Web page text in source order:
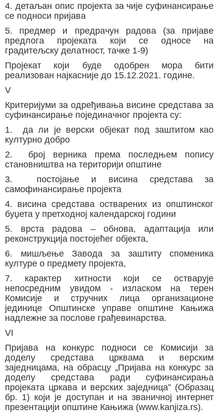
4. детаљан опис пројекта за чије суфинансирање
се подноси пријава
5. предмер и предрачун радова (за пријаве
предлога пројеката који се односе на
градитељску делатност, тачке 1-9)
Пројекат који буде одобрен мора бити
реализован најкасније до 15.12.2021. године.
V
Критеријуми за одређивања висине средстава за
суфинансирање појединачног пројекта су:
1. да ли је верски објекат под заштитом као
културно добро
2. број верника према последњем попису
становништва на територији општине
3. постојање и висина средстава за
самофинансирање пројекта
4. висина средстава остварених из општинског
буџета у претходној календарској години
5. врста радова – обнова, адаптација или
реконструкција постојећег објекта,
6. мишљење Завода за заштиту споменика
културе о предмету пројекта,
7. карактер хитности који се остварује
непосредним увидом - изласком на терен
Комисије и стручних лица организационе
јединице Општинске управе општине Кањижа
надлежне за послове грађевинарства.
VI
Пријава на конкурс подноси се Комисији за
доделу средстава црквама и верским
заједницама, на обрасцу „Пријава на конкурс за
доделу средстава ради суфинансирања
пројеката цркава и верских заједница” (Образац
бр. 1) који је доступан и на званичној интернет
презентацији општине Кањижа (www.kanjiza.rs).